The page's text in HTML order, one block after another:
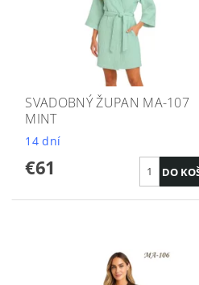
SVADOBNÝ ŽUPAN MA-107
MINT
14 dní
€61